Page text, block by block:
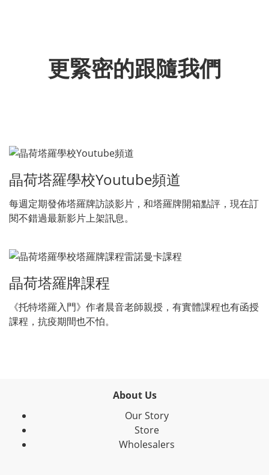
更緊密的跟隨我們
晶荷塔羅學校Youtube頻道
每週定期發佈塔羅牌訪談影片，和塔羅牌開箱點評，現在訂
閱不錯過最新影片上架訊息。
晶荷塔羅牌課程
《托特塔羅入門》作者晨音老師親授，有實體課程也有函授
課程，抗疫期間也不怕。
About Us
Our Story
Store
Wholesalers